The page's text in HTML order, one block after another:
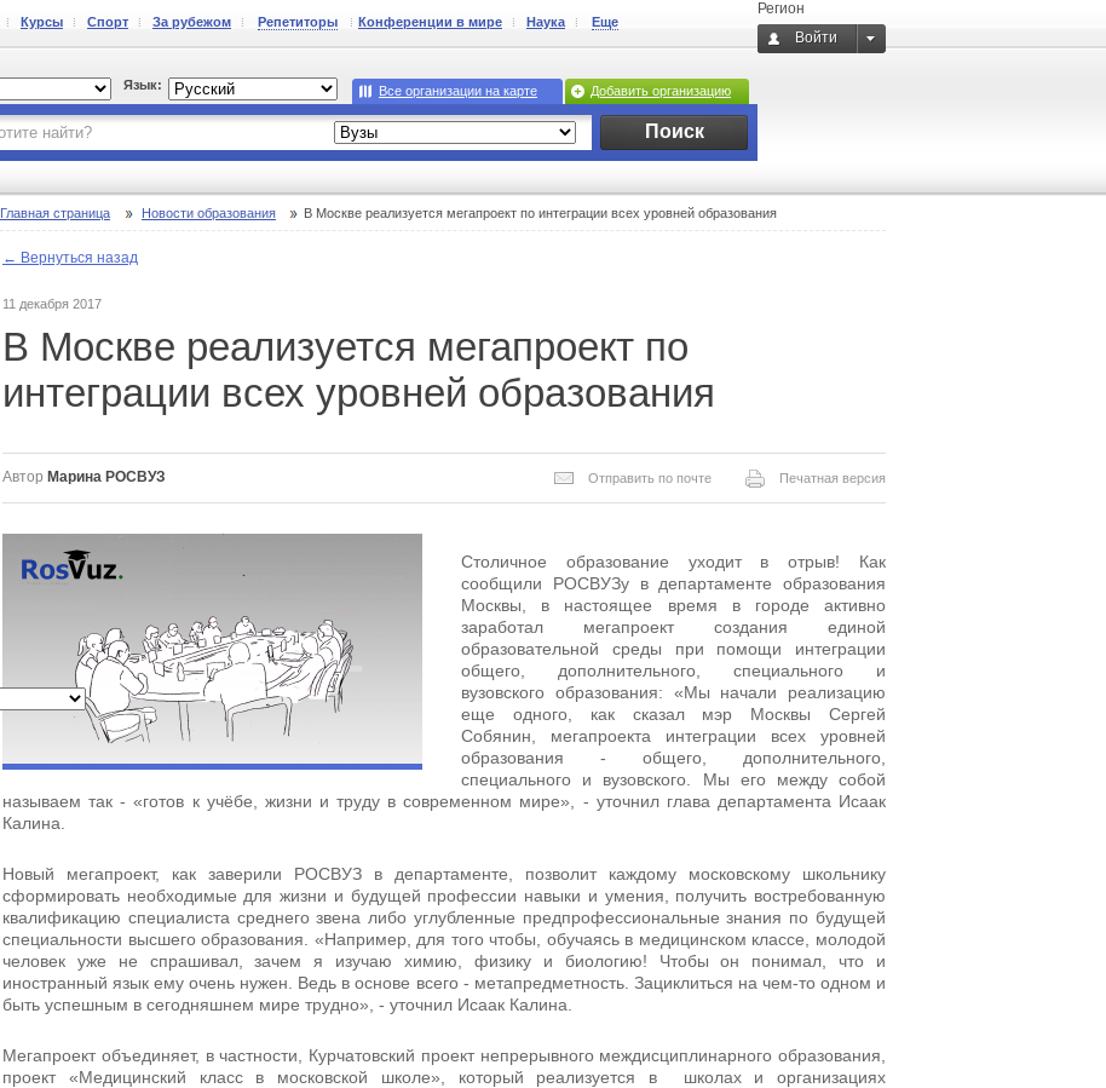
Регион
Войти
Курсы Спорт За рубежом Репетиторы Конференции в мире Наука Еще
Добавить организацию
Все организации на карте
Язык:
Поиск
Главная страница Новости образования В Москве реализуется мегапроект по интеграции всех уровней образования
← Вернуться назад
11 декабря 2017
В Москве реализуется мегапроект по
интеграции всех уровней образования
Автор Марина РОСВУЗ Печатная версия
Отправить по почте
Столичное образование уходит в отрыв! Как
сообщили РОСВУЗу в департаменте образования
Москвы, в настоящее время в городе активно
заработал мегапроект создания единой
образовательной среды при помощи интеграции
общего, дополнительного, специального и
вузовского образования: «Мы начали реализацию
еще одного, как сказал мэр Москвы Сергей
Собянин, мегапроекта интеграции всех уровней
образования - общего, дополнительного,
специального и вузовского. Мы его между собой
называем так - «готов к учёбе, жизни и труду в современном мире», - уточнил глава департамента Исаак
Калина.
Новый мегапроект, как заверили РОСВУЗ в департаменте, позволит каждому московскому школьнику
сформировать необходимые для жизни и будущей профессии навыки и умения, получить востребованную
квалификацию специалиста среднего звена либо углубленные предпрофессиональные знания по будущей
специальности высшего образования. «Например, для того чтобы, обучаясь в медицинском классе, молодой
человек уже не спрашивал, зачем я изучаю химию, физику и биологию! Чтобы он понимал, что и
иностранный язык ему очень нужен. Ведь в основе всего - метапредметность. Зациклиться на чем-то одном и
быть успешным в сегодняшнем мире трудно», - уточнил Исаак Калина.
Мегапроект объединяет, в частности, Курчатовский проект непрерывного междисциплинарного образования,
проект «Медицинский класс в московской школе», который реализуется в школах и организациях